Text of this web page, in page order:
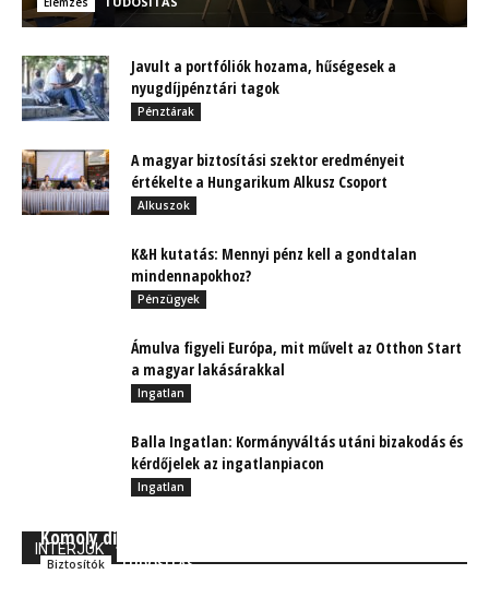
Javult a portfóliók hozama, hűségesek a
nyugdíjpénztári tagok
Pénztárak
A magyar biztosítási szektor eredményeit
értékelte a Hungarikum Alkusz Csoport
Alkuszok
K&H kutatás: Mennyi pénz kell a gondtalan
mindennapokhoz?
Pénzügyek
Ámulva figyeli Európa, mit művelt az Otthon Start
a magyar lakásárakkal
Ingatlan
Balla Ingatlan: Kormányváltás utáni bizakodás és
kérdőjelek az ingatlanpiacon
Ingatlan
INTERJÚK
Komoly díjat nyert az UNION Biztosító!
Biztosítók TUDÓSÍTÁS